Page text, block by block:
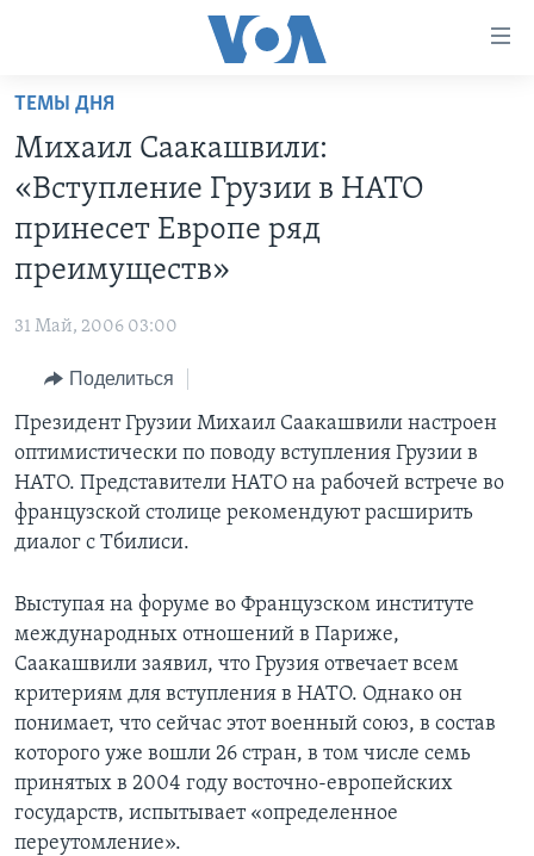
Перейти
основной
контент
Перейти
основной
Перейти
поискДИСКУССИЯ VOA
ДЕТАЛИ
НЬЮ-ЙОРК NEW YORK
АМЕРИКА. БОЛЬШОЕ ПУТЕШЕСТВИЕ
ПРОЕКТЫ
АРТЕФАКТЫ
АМЕРИКАНСКИЕ ГОРОДКИ
ТЕСТЫ
ФАКТЫ ПРОТИВ ФЕЙКОВ
ЗА СВОБОДУ ПРЕССЫ
УЧИМ АНГЛИЙСКИЙ
ВИДЕО
ПОДПИСКА НА НОВОСТИ
СОЦИАЛЬНЫЕ СЕТИ
Языки
ТЕМЫ ДНЯ
Михаил Саакашвили:
«Вступление Грузии в НАТО
принесет Европе ряд
преимуществ»
31 Май, 2006 03:00
Поделиться
Президент Грузии Михаил Саакашвили настроен
оптимистически по поводу вступления Грузии в
НАТО. Представители НАТО на рабочей встрече во
французской столице рекомендуют расширить
диалог с Тбилиси.
Выступая на форуме во Французском институте
международных отношений в Париже,
Саакашвили заявил, что Грузия отвечает всем
критериям для вступления в НАТО. Однако он
понимает, что сейчас этот военный союз, в состав
которого уже вошли 26 стран, в том числе семь
принятых в 2004 году восточно-европейских
государств, испытывает «определенное
переутомление».